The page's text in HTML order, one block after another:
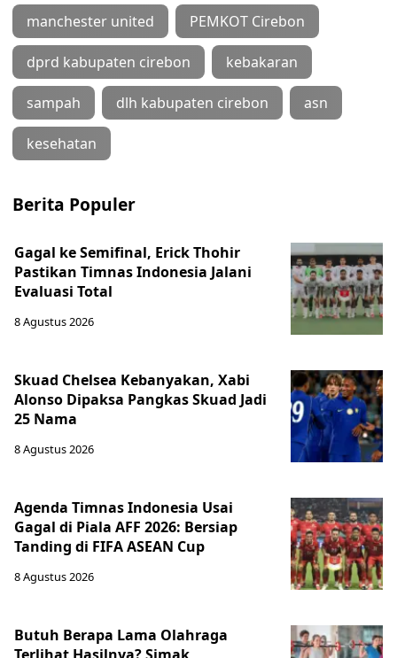
manchester united PEMKOT Cirebon
dprd kabupaten cirebon kebakaran
sampah dlh kabupaten cirebon asn
kesehatan
Berita Populer
Gagal ke Semifinal, Erick Thohir
Pastikan Timnas Indonesia Jalani
Evaluasi Total
8 Agustus 2026
Skuad Chelsea Kebanyakan, Xabi
Alonso Dipaksa Pangkas Skuad Jadi
25 Nama
8 Agustus 2026
Agenda Timnas Indonesia Usai
Gagal di Piala AFF 2026: Bersiap
Tanding di FIFA ASEAN Cup
8 Agustus 2026
Butuh Berapa Lama Olahraga